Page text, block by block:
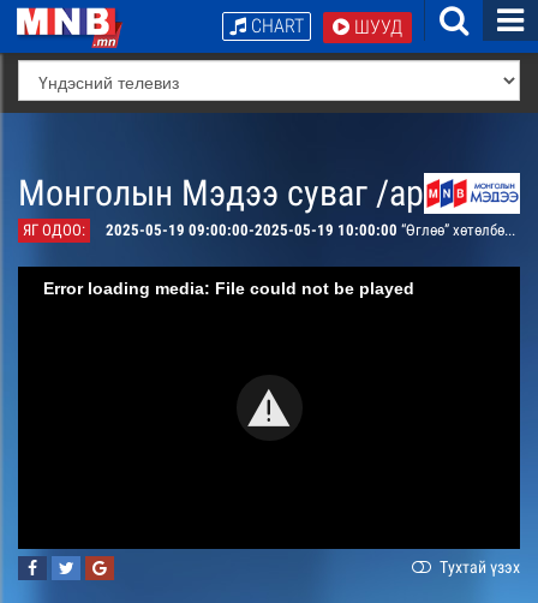
ШУУД
CHART
Монголын Мэдээ суваг /архив/
ЯГ ОДОО: 2025-05-19 09:00:00-2025-05-19 10:00:00 “Өглөө” хөтөлбөр /давталт/
Error loading media: File could not be played
Тухтай үзэх